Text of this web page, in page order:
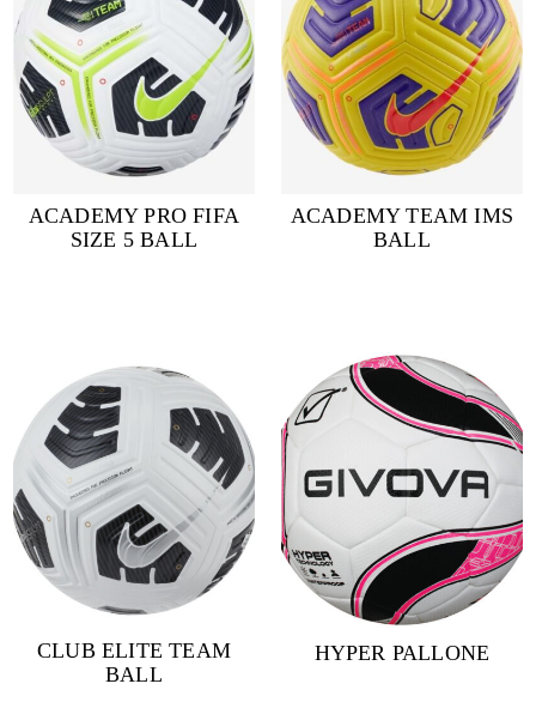
ACADEMY PRO FIFA
SIZE 5 BALL
ACADEMY TEAM IMS
BALL
CLUB ELITE TEAM
BALL
HYPER PALLONE